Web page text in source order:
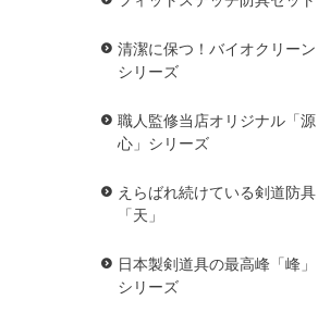
清潔に保つ！バイオクリーン
シリーズ
職人監修当店オリジナル「源
心」シリーズ
えらばれ続けている剣道防具
「天」
日本製剣道具の最高峰「峰」
シリーズ